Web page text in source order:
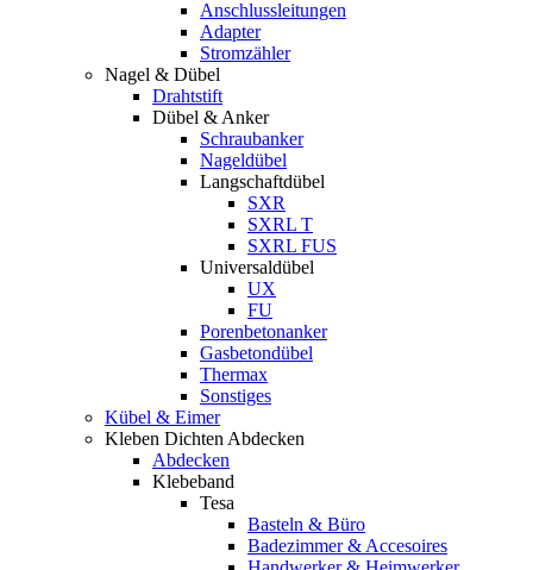
Anschlussleitungen
Adapter
Stromzähler
Nagel & Dübel
Drahtstift
Dübel & Anker
Schraubanker
Nageldübel
Langschaftdübel
SXR
SXRL T
SXRL FUS
Universaldübel
UX
FU
Porenbetonanker
Gasbetondübel
Thermax
Sonstiges
Kübel & Eimer
Kleben Dichten Abdecken
Abdecken
Klebeband
Tesa
Basteln & Büro
Badezimmer & Accesoires